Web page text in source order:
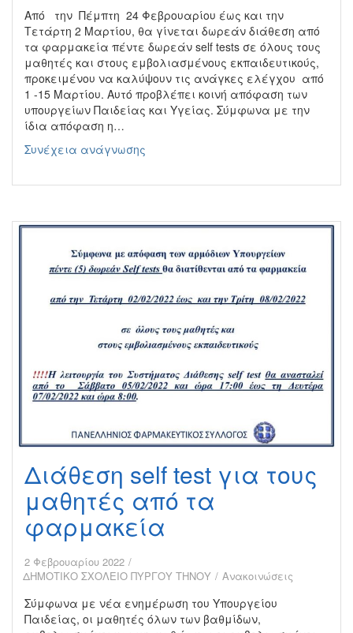
Από την Πέμπτη 24 Φεβρουαρίου έως και την
Τετάρτη 2 Μαρτίου, θα γίνεται δωρεάν διάθεση από
τα φαρμακεία πέντε δωρεάν self tests σε όλους τους
μαθητές και στους εμβολιασμένους εκπαιδευτικούς,
προκειμένου να καλύψουν τις ανάγκες ελέγχου από
1 -15 Μαρτίου. Αυτό προβλέπει κοινή απόφαση των
υπουργείων Παιδείας και Υγείας. Σύμφωνα με την
ίδια απόφαση η…
Συνέχεια ανάγνωσης
μαθητές
τα
φαρμακεία
24/2)
Διάθεση self test για τους
μαθητές από τα
φαρμακεία
2 Φεβρουαρίου 2022
ΔΗΜΟΤΙΚΟ ΣΧΟΛΕΙΟ ΠΥΡΓΟΥ ΤΗΝΟΥ
Ανακοινώσεις
Σύμφωνα με νέα ενημέρωση του Υπουργείου
Παιδείας, οι μαθητές όλων των βαθμίδων,